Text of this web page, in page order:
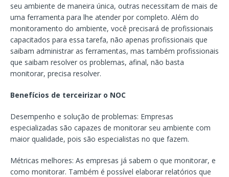
seu ambiente de maneira única, outras necessitam de mais de
uma ferramenta para lhe atender por completo. Além do
monitoramento do ambiente, você precisará de profissionais
capacitados para essa tarefa, não apenas profissionais que
saibam administrar as ferramentas, mas também profissionais
que saibam resolver os problemas, afinal, não basta
monitorar, precisa resolver.
Benefícios de terceirizar o NOC
Desempenho e solução de problemas: Empresas
especializadas são capazes de monitorar seu ambiente com
maior qualidade, pois são especialistas no que fazem.
Métricas melhores: As empresas já sabem o que monitorar, e
como monitorar. Também é possível elaborar relatórios que